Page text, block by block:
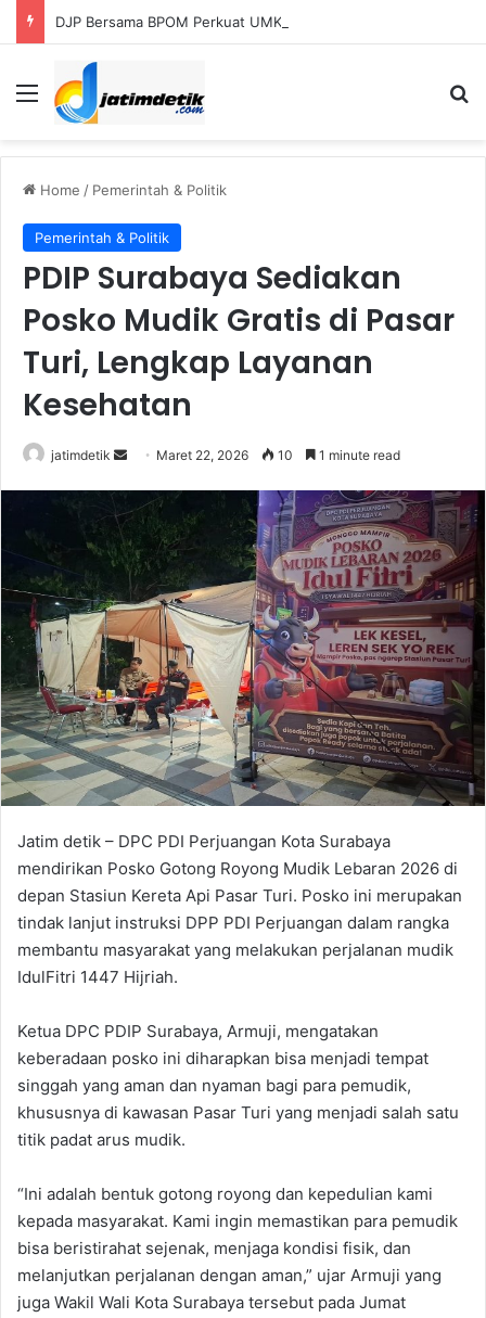
Menu
Home / Pemerintah & Politik
Pemerintah & Politik
PDIP Surabaya Sediakan
Posko Mudik Gratis di Pasar
Turi, Lengkap Layanan
Kesehatan
jatimdetik
n
a
n
e
m
a
i
l
Maret 22, 2026 10 1 minute read
Jatim detik – DPC PDI Perjuangan Kota Surabaya
mendirikan Posko Gotong Royong Mudik Lebaran 2026 di
depan Stasiun Kereta Api Pasar Turi. Posko ini merupakan
tindak lanjut instruksi DPP PDI Perjuangan dalam rangka
membantu masyarakat yang melakukan perjalanan mudik
IdulFitri 1447 Hijriah.
Ketua DPC PDIP Surabaya, Armuji, mengatakan
keberadaan posko ini diharapkan bisa menjadi tempat
singgah yang aman dan nyaman bagi para pemudik,
khususnya di kawasan Pasar Turi yang menjadi salah satu
titik padat arus mudik.
“Ini adalah bentuk gotong royong dan kepedulian kami
kepada masyarakat. Kami ingin memastikan para pemudik
bisa beristirahat sejenak, menjaga kondisi fisik, dan
melanjutkan perjalanan dengan aman,” ujar Armuji yang
juga Wakil Wali Kota Surabaya tersebut pada Jumat